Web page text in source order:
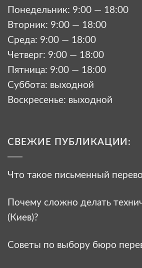
Понедельник: 9:00 — 18:00
Вторник: 9:00 — 18:00
Среда: 9:00 — 18:00
Четверг: 9:00 — 18:00
Пятница: 9:00 — 18:00
Суббота: выходной
Воскресенье: выходной
СВЕЖИЕ ПУБЛИКАЦИИ:
Что такое письменный
Почему сложно делать
(Киев)?
Советы по выбору бюро